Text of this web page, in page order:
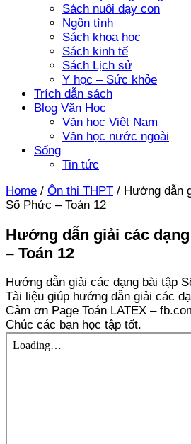
Sách nuôi dạy con
Ngôn tình
Sách khoa học
Sách kinh tế
Sách Lịch sử
Y học – Sức khỏe
Trích dẫn sách
Blog Văn Học
Văn học Việt Nam
Văn học nước ngoài
Sống
Tin tức
Home / Ôn thi THPT / Hướng dẫn
Số Phức – Toán 12
Hướng dẫn giải các
– Toán 12
Hướng dẫn giải các dạng bài tập
Tài liệu giúp hướng dẫn giải các
Cảm ơn Page Toán LATEX –
Chúc các bạn học tập tốt.